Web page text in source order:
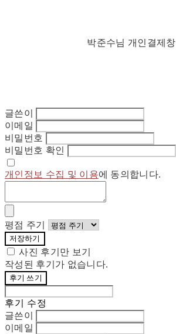
박준수님 개인결제창
글쓴이
이메일
비밀번호
비밀번호 확인
개인정보 수집 및 이용에 동의합니다.
평점 주기
저장하기
사진 후기만 보기
작성된 후기가 없습니다.
후기 쓰기
후기 수정
글쓴이
이메일